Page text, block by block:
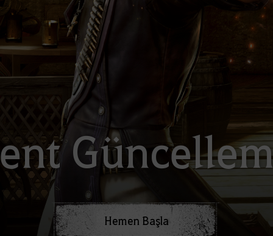
Hemen Başla